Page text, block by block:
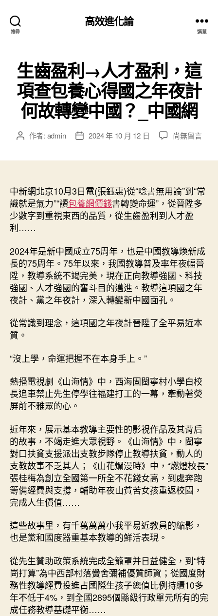
搜尋
高效進化論
選單
生齒盈利→人才盈利，這
項查包養心得國之年夜計
何故轉變中國？_中國網
文 作者: admin
文
期
2024 年 10 月 12 日
在
→
人
才
盈
項
查
包
養
國
之
故
轉
國？
_
中
國
網〉
中
尚無留言
中新網北京10月3日電(張鈺惠)從“唸書無用論”到“常
識就是氣力”“讀包養網價錢書轉變命運”，從晉陞多
少數字到重視東西的品質，從生齒盈利到人才盈
利……
2024年是新中國成立75周年，也是中國教導煥新成
長的75周年。75年以來，我國教導普及率年夜幅晉
陞，教導系統不竭完美，現在正向教導強國、科技
強國、人才強國的奮斗目的邁進。教導這項國之年
夜計、黨之年夜計，深入轉變新中國面孔。
從常識到理念，這項國之年夜計晉陞了全平易近本
質。
“沒上學，命運把握不在本身手上。”
熱播電視劇《山海情》中，西海固閩寧村小學白校
長追車禁止先生停學往福建打工的一幕，牽動著熒
屏前不雅眾的心。
近年來，展示基本教導主要性的影視作品及其背后
的故事，不竭走進大眾視野。《山海情》中，閩寧
對口扶貧支援派出支教步隊停止教導扶貧，動人的
支教故事不乏其人；《山花爛漫時》中，“燃燈校長”
張桂梅為創立全國第一所全不花錢女高，到處奔跑
籌備經費與支撐，輔助年夜山貧苦女孩重返校園，
完成人生價值……
這些故事里，有千萬萬萬小我平易近教員的縮影，
也是黨和國度器重基本教導的鮮活表現。
從先生贊助政策系統完成全籠罩并日益健全，到“特
崗打算”為中西部村落黌舍彌補優質師資；從國度財
務性教導經費投進占國際生孩子總值比例持續10多
年不低于4%，到全國2895個縣級行政單元所有的完
成任務教導基礎平衡……